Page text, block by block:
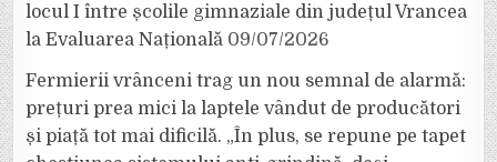
locul I între școlile gimnaziale din județul Vrancea
la Evaluarea Națională 09/07/2026
Fermierii vrânceni trag un nou semnal de alarmă:
prețuri prea mici la laptele vândut de producători
și piață tot mai dificilă. „În plus, se repune pe tapet